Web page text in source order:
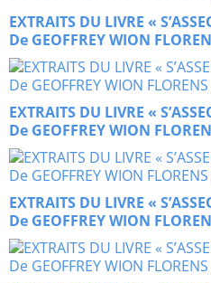
EXTRAITS DU LIVRE «
De GEOFFREY WION
EXTRAITS DU LIVRE «
De GEOFFREY WION
EXTRAITS DU LIVRE «
De GEOFFREY WION